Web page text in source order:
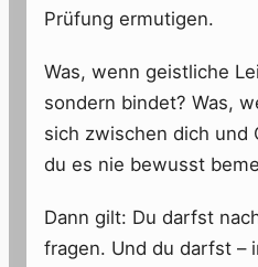
Prüfung ermutigen.
Was, wenn geistliche
sondern bindet? Was,
sich zwischen dich und
du es nie bewusst
Dann gilt: Du darfst
fragen. Und du darfst –